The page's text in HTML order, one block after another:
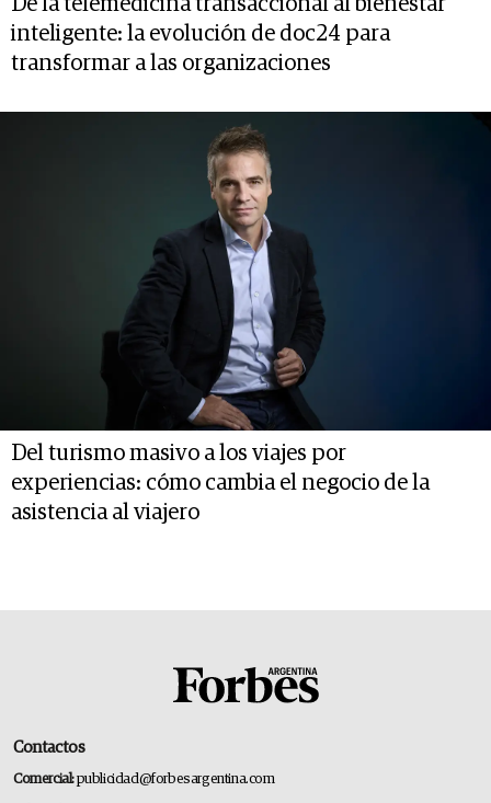
inteligente: la evolución de doc24 para
transformar a las organizaciones
Del turismo masivo a los viajes por
experiencias: cómo cambia el negocio de la
asistencia al viajero
Contactos
Comercial:publicidad@forbesargentina.com